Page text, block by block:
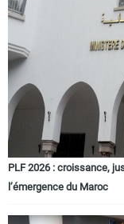
PLF 2026 : croissance,
l’émergence du Maroc